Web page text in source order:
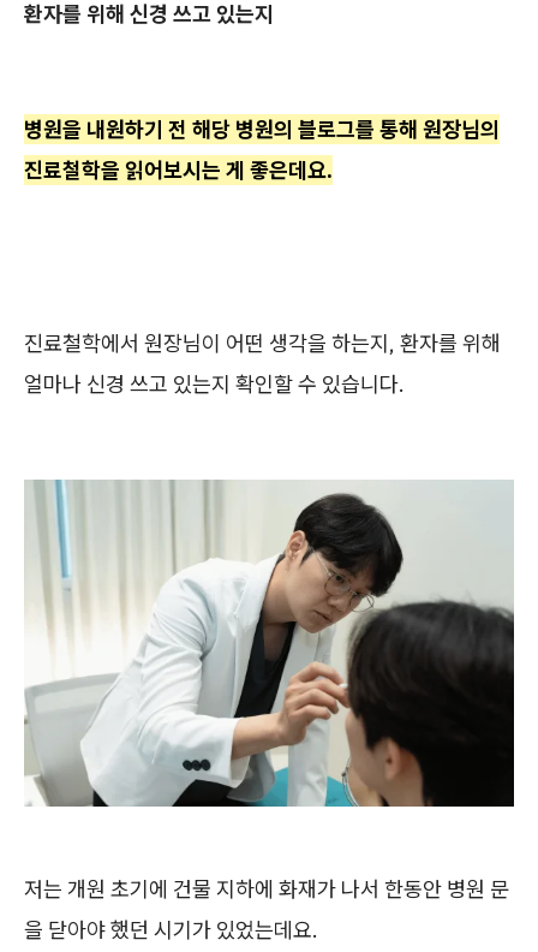
환자를 위해 신경 쓰고 있는지
병원을 내원하기 전 해당 병원의 블로그를 통해 원장님의
진료철학을 읽어보시는 게 좋은데요.
진료철학에서 원장님이 어떤 생각을 하는지, 환자를 위해
얼마나 신경 쓰고 있는지 확인할 수 있습니다.
저는 개원 초기에 건물 지하에 화재가 나서 한동안 병원 문
을 닫아야 했던 시기가 있었는데요.